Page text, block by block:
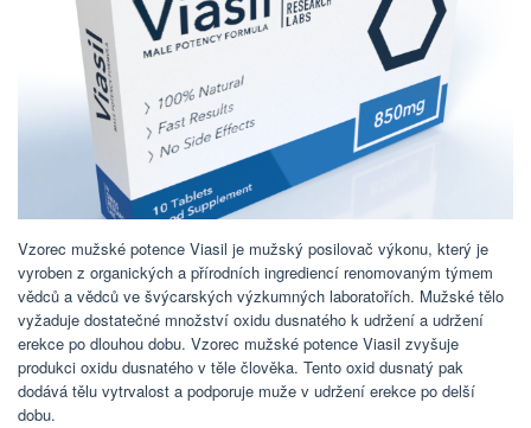
Vzorec mužské potence Viasil je mužský posilovač výkonu, který je
vyroben z organických a přírodních ingrediencí renomovaným týmem
vědců a vědců ve švýcarských výzkumných laboratořích. Mužské tělo
vyžaduje dostatečné množství oxidu dusnatého k udržení a udržení
erekce po dlouhou dobu. Vzorec mužské potence Viasil zvyšuje
produkci oxidu dusnatého v těle člověka. Tento oxid dusnatý pak
dodává tělu vytrvalost a podporuje muže v udržení erekce po delší
dobu.